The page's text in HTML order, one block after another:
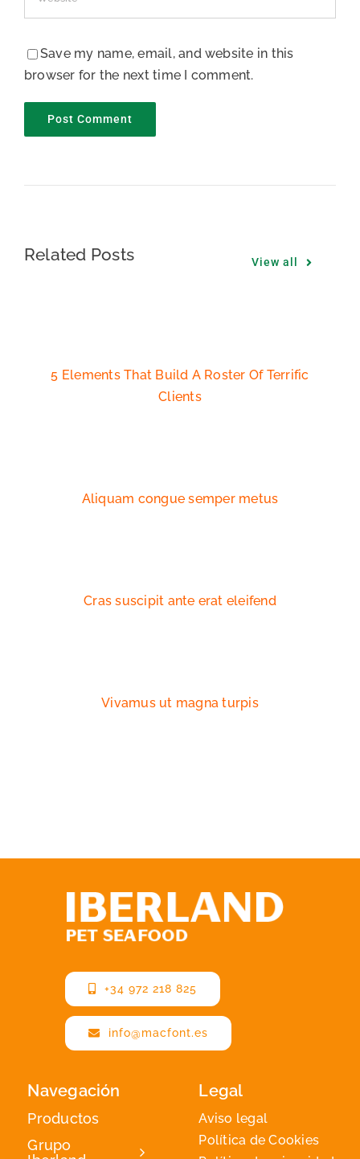
Save my name, email, and website in this
browser for the next time I comment.
Related Posts View all
5 Elements That Build A Roster Of Terrific
Clients
Aliquam congue semper metus
Cras suscipit ante erat eleifend
Vivamus ut magna turpis
+34 972 218 825
info@macfont.es
Navegación
Productos
Grupo
Legal
Aviso legal
Política de Cookies